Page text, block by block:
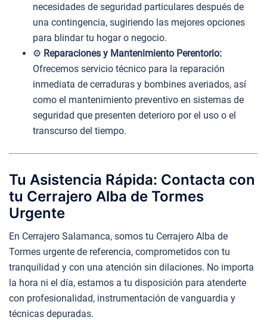
necesidades de seguridad particulares después de
una contingencia, sugiriendo las mejores opciones
para blindar tu hogar o negocio.
⚙️ Reparaciones y Mantenimiento Perentorio:
Ofrecemos servicio técnico para la reparación
inmediata de cerraduras y bombines averiados, así
como el mantenimiento preventivo en sistemas de
seguridad que presenten deterioro por el uso o el
transcurso del tiempo.
Tu Asistencia Rápida: Contacta con
tu Cerrajero Alba de Tormes
Urgente
En Cerrajero Salamanca, somos tu Cerrajero Alba de
Tormes urgente de referencia, comprometidos con tu
tranquilidad y con una atención sin dilaciones. No importa
la hora ni el día, estamos a tu disposición para atenderte
con profesionalidad, instrumentación de vanguardia y
técnicas depuradas.